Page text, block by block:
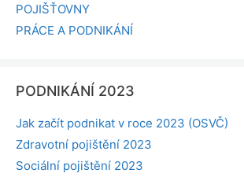
POJIŠŤOVNY
PRÁCE A PODNIKÁNÍ
PODNIKÁNÍ 2023
Jak začít podnikat v roce 2023 (OSVČ)
Zdravotní pojištění 2023
Sociální pojištění 2023